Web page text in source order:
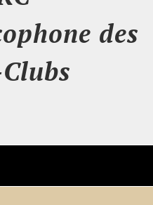
des